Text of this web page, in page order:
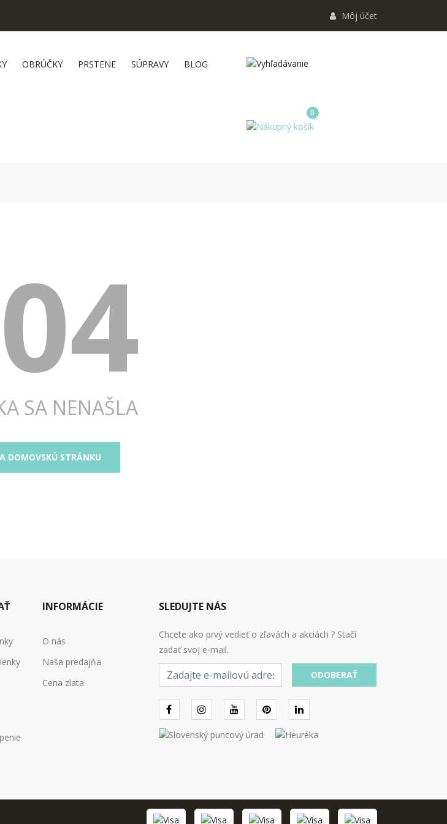
Môj účet
OBRÚČKY PRSTENE SÚPRAVY BLOG
0
SA NENAŠLA
DOMOVSKÚ STRÁNKU
INFORMÁCIE
O nás
Naša predajňa
Cena zlata
SLEDUJTE NÁS
Chcete ako prvý vedieť o zľavách a akciách ? Stačí
zadať svoj e-mail.
mail
ODOBERAŤ